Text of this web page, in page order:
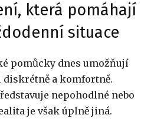
která pomáhají
situace
pomůcky dnes umožňují
a komfortně.
nepohodlné nebo
je však úplně jiná.